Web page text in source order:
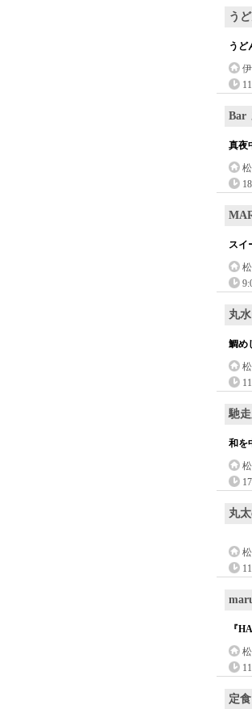
う
うど
Bar
真夜
スイ
丸水
鯛め
馳
和を
丸
『
定